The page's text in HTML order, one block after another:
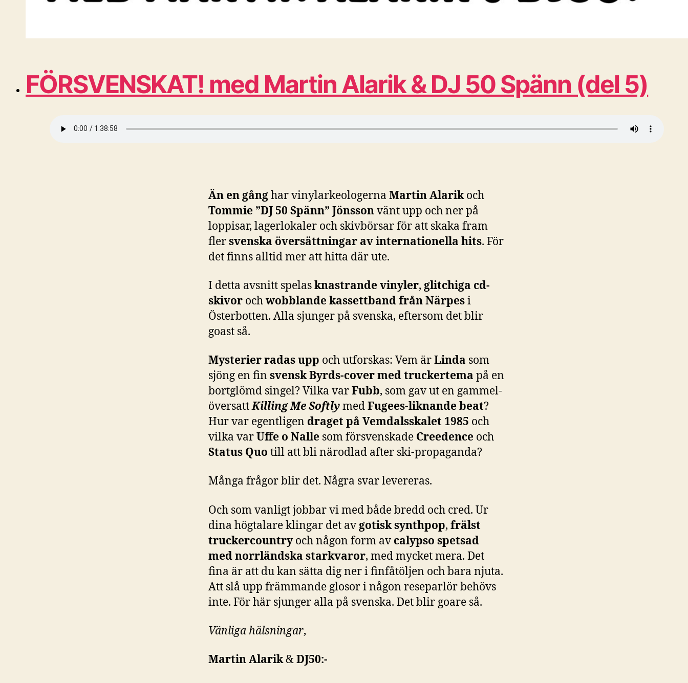
FÖRSVENSKAT! med Martin Alarik & DJ 50 Spänn (del 5)
Än en gånghar vinylarkeologerna Martin Alarikoch
Tommie ”DJ 50 Spänn” Jönssonvänt upp och ner på
loppisar, lagerlokaler och skivbörsar för att skaka fram
flersvenska översättningar av internationella hits. För
det finns alltid mer att hitta där ute.
I detta avsnitt spelasknastrande vinyler, glitchiga cd-
skivor ochwobblande kassettband från Närpesi
Österbotten. Alla sjunger på svenska, eftersom det blir
goast så.
Mysterier radas upp och utforskas: Vem ärLinda som
sjöng en fin svensk Byrds-cover med truckertema på en
bortglömd singel? Vilka varFubb, som gav ut en gammel-
översattKilling Me SoftlymedFugees-liknande beat?
Hur var egentligen draget på Vemdalsskalet 1985 och
vilka varUffe o Nalle som försvenskade Creedence och
Status Quo till att bli närodlad after ski-propaganda?
Många frågor blir det. Några svar levereras.
Och som vanligt jobbar vi med både bredd och cred. Ur
dina högtalare klingar det avgotisk synthpop, frälst
truckercountryoch någon form av calypso spetsad
med norrländska starkvaror, med mycket mera. Det
fina är att du kan sätta dig ner i finfåtöljen och bara njuta.
Att slå upp främmande glosor i någon reseparlör behövs
inte. För här sjunger alla på svenska. Det blir goare så.
Vänliga hälsningar,
Martin Alarik&DJ50:-